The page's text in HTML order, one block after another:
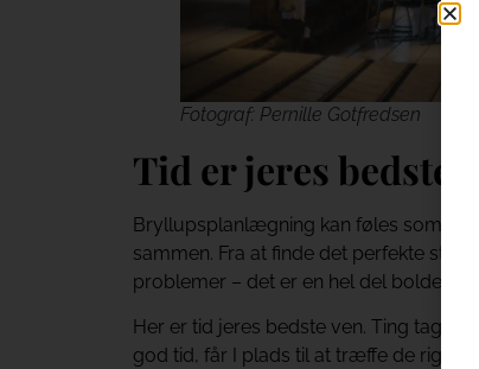
Fotograf: Pernille Gotfredsen
Tid er jeres bedste
Bryllupsplanlægning kan føles som et
sammen. Fra at finde det perfekte
problemer – det er en hel del bolde at
Her er tid jeres bedste ven. Ting
god tid, får I plads til at træffe de